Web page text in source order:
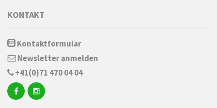
KONTAKT
Kontaktformular
Newsletter anmelden
+41(0)71 470 04 04